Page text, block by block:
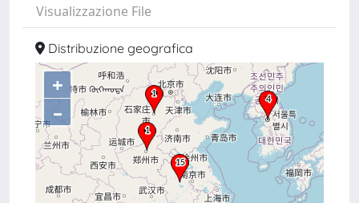
Visualizzazione File
Distribuzione geografica
+
–